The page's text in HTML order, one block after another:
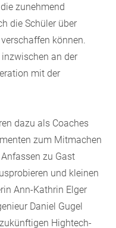
zunehmend
die Schüler über
können.
an der
mit der
dazu als Coaches
zum Mitmachen
zu Gast
und kleinen
Ann-Kathrin Elger
Daniel Gugel
Hightech-